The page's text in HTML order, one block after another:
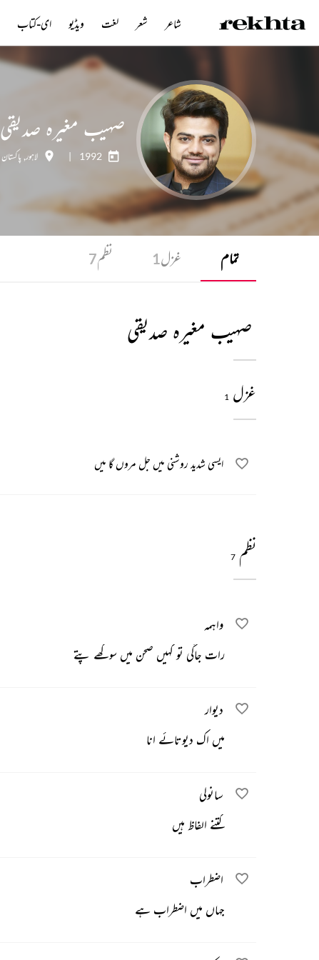
صہیب مغیرہ صدیقی
1992
| لاہور, پاکستان
تمام غزل1 نظم7
صہیب مغیرہ صدیقی
غزل 1
ایسی شدید روشنی میں جل مروں گا میں
نظم 7
واہمہ
رات جاگی تو کہیں صحن میں سوکھے پتے
دیوار
میں اک دیوتائے انا
سانولی
کتنے الفاظ ہیں
اضطراب
جہاں میں اضطراب ہے
شاعر شعر لغت ویڈیو ای-کتاب